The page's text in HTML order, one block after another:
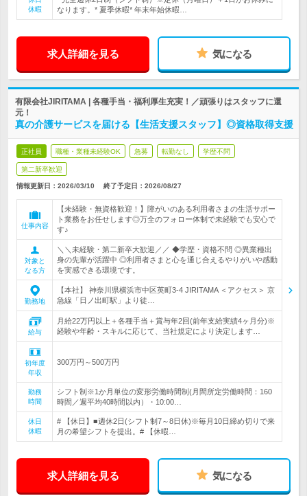
休暇
なります。* 夏季休暇* 年末年始休暇…
求人詳細を見る 気になる
有限会社JIRITAMA | 各種手当・福利厚生充実！／頑張りはスタッフに還
元！
真の介護サービスを届ける【生活支援スタッフ】◎資格取得支援
正社員 職種・業種未経験OK 急募 転勤なし 学歴不問
第二新卒歓迎
情報更新日：2026/03/10 終了予定日： 2026/08/27
仕事内容
【未経験・無資格歓迎！】障がいのある利用者さまの生活サポー
ト業務をお任せします◎万全のフォロー体制で未経験でも安心で
す♪
対象と
なる方
＼＼未経験・第二新卒大歓迎／／ ◆学歴・資格不問 ◎異業種出
身の先輩が活躍中 ◎利用者さまと心を通じ合えるやりがいや感動
を実感できる環境です。
勤務地
【本社】 神奈川県横浜市中区英町3-4 JIRITAMA ＜アクセス＞ 京
急線「日ノ出町駅」より徒…
給与
月給22万円以上＋各種手当＋賞与年2回(前年支給実績4ヶ月分)※
経験や年齢・スキルに応じて、当社規定により決定します…
初年度
年収
300万円～500万円
勤務
時間
シフト制※1か月単位の変形労働時間制(月間所定労働時間：160
時間／週平均40時間以内）・10:00…
休日
休暇
# 【休日】■週休2日(シフト制7～8日休)※毎月10日締め切りで来
月の希望シフトを提出。# 【休暇…
求人詳細を見る 気になる